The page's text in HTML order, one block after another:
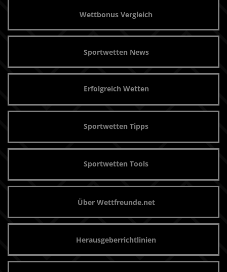
Wettbonus Vergleich
Sportwetten News
Erfolgreich Wetten
Sportwetten Tipps
Sportwetten Tools
Über Wettfreunde.net
Herausgeberrichtlinien